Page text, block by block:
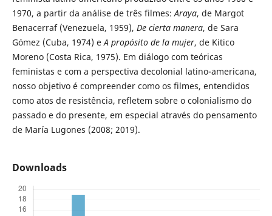
1970, a partir da análise de três filmes:Araya, de Margot
Benacerraf (Venezuela, 1959), De cierta manera, de Sara
Gómez (Cuba, 1974) eA propósito de la mujer, de Kitico
Moreno (Costa Rica, 1975). Em diálogo com teóricas
feministas e com a perspectiva decolonial latino-americana,
nosso objetivo é compreender como os filmes, entendidos
como atos de resistência, refletem sobre o colonialismo do
passado e do presente, em especial através do pensamento
de María Lugones (2008; 2019).
Downloads